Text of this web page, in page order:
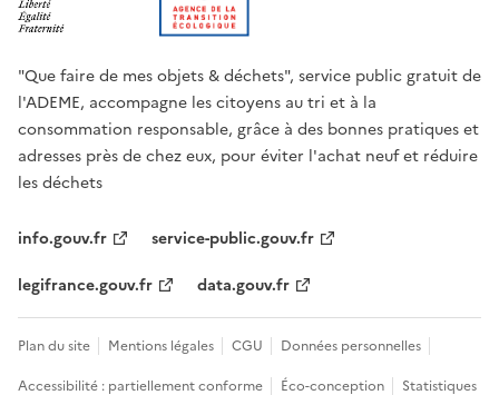
"Que faire de mes objets & déchets", service public gratuit de
l'ADEME, accompagne les citoyens au tri et à la
consommation responsable, grâce à des bonnes pratiques et
adresses près de chez eux, pour éviter l'achat neuf et réduire
les déchets
info.gouv.fr
service-public.gouv.fr
legifrance.gouv.fr
data.gouv.fr
Plan du site Mentions légales CGU
Données personnelles
Accessibilité : partiellement conforme
Éco-conception Statistiques